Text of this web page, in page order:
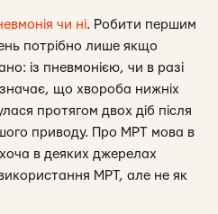
чи ні. Робити першим
потрібно лише якщо
із пневмонією, чи в разі
що хвороба нижніх
протягом двох діб після
приводу. Про МРТ мова в
в деяких джерелах
МРТ, але не як